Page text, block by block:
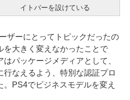
イトバーを設けている
ザーにとってトピックだったの
を大きく変えなかったことで
パッケージメディアとして、
なえるよう、特別な認証プロ
PS4でビジネスモデルを変え